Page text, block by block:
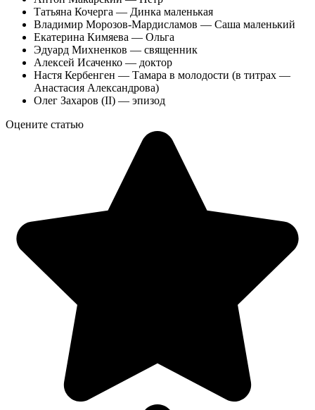
Татьяна Кочерга — Динка маленькая
Владимир Морозов-Мардисламов — Саша маленький
Екатерина Кимяева — Ольга
Эдуард Михненков — священник
Алексей Исаченко — доктор
Настя Кербенген — Тамара в молодости (в титрах —
Анастасия Александрова)
Олег Захаров (II) — эпизод
Оцените статью